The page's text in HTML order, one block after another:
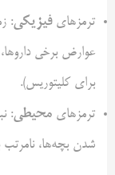
ترمزهایفیزیکی:
عوارض برخی
برای کلیتوریس).
ترمزهای محیطی:
شدن بچه‌ها، نامرتب